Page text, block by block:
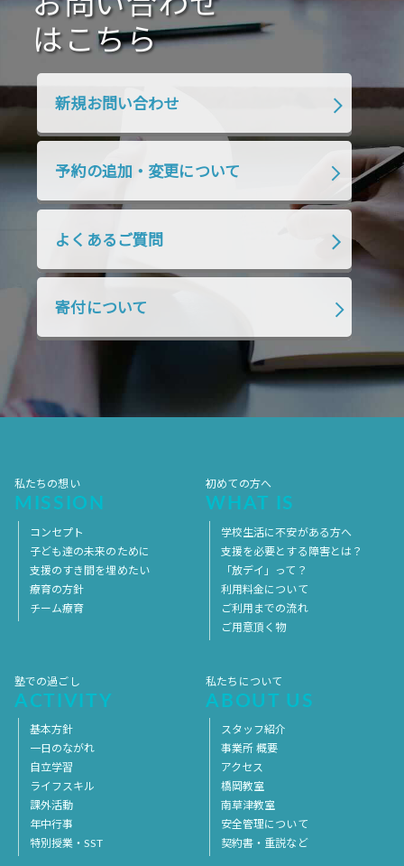
2020年4月 2020年3月 2020年2月
2019年9月
2019年4月
2018年7月 2018年6月
2018年4月 2018年3月 2018年2月
2018年1月 2017年12月
2017年10月 2017年9月 2017年8月
2017年5月
2017年4月
はこちら
新規お問い合わせ
予約の追加・変更について
よくあるご質問
寄付について
私たちの想い
MISSION
コンセプト
子ども達の未来のために
支援のすき間を埋めたい
療育の方針
チーム療育
初めての方へ
WHAT IS
学校生活に不安がある方へ
支援を必要とする障害とは？
「放デイ」って？
利用料金について
ご利用までの流れ
ご用意頂く物
塾での過ごし
ACTIVITY
基本方針
一日のながれ
自立学習
ライフスキル
課外活動
年中行事
特別授業・SST
私たちについて
ABOUT US
スタッフ紹介
事業所 概要
アクセス
橋岡教室
南草津教室
安全管理について
契約書・重説など